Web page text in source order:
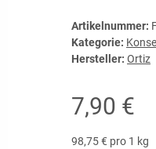
Artikelnummer:
Kategorie:
Hersteller: Ortiz
7,90 €
98,75 € pro 1 kg